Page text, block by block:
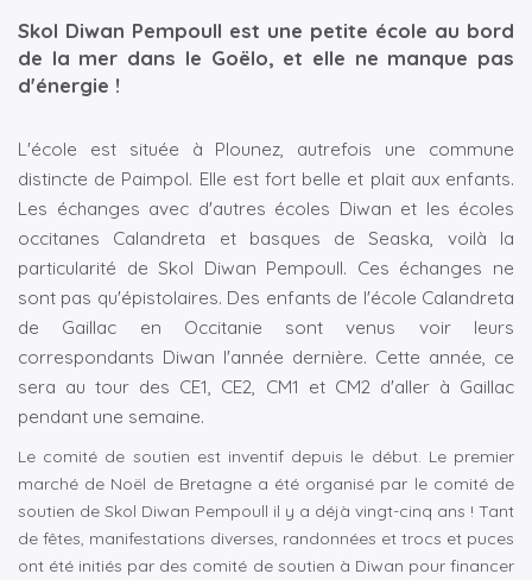
Skol Diwan Pempoull est une petite école au bord
de la mer dans le Goëlo, et elle ne manque pas
d'énergie !
L'école est située à Plounez, autrefois une commune
distincte de Paimpol. Elle est fort belle et plait aux enfants.
Les échanges avec d'autres écoles Diwan et les écoles
occitanes Calandreta et basques de Seaska, voilà la
particularité de Skol Diwan Pempoull. Ces échanges ne
sont pas qu'épistolaires. Des enfants de l'école Calandreta
de Gaillac en Occitanie sont venus voir leurs
correspondants Diwan l'année dernière. Cette année, ce
sera au tour des CE1, CE2, CM1 et CM2 d'aller à Gaillac
pendant une semaine.
Le comité de soutien est inventif depuis le début. Le premier
marché de Noël de Bretagne a été organisé par le comité de
soutien de Skol Diwan Pempoull il y a déjà vingt-cinq ans ! Tant
de fêtes, manifestations diverses, randonnées et trocs et puces
ont été initiés par des comité de soutien à Diwan pour financer